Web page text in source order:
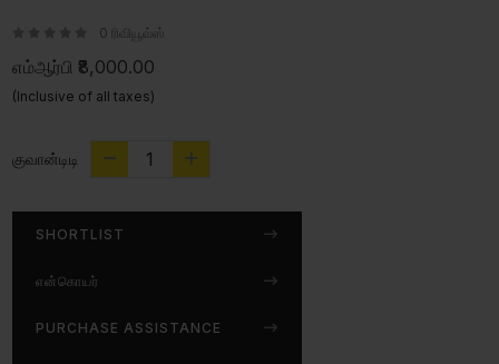
0 ரிவியூவ்ஸ்
எம்ஆர்பி ₹8,000.00
(Inclusive of all taxes)
குவான்டிடி
SHORTLIST
என்கொயர்
PURCHASE ASSISTANCE